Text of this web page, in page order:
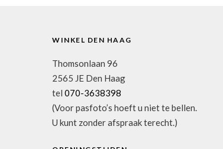
WINKEL DEN HAAG
Thomsonlaan 96
2565 JE Den Haag
tel 070-3638398
(Voor pasfoto’s hoeft u niet te bellen.
U kunt zonder afspraak terecht.)